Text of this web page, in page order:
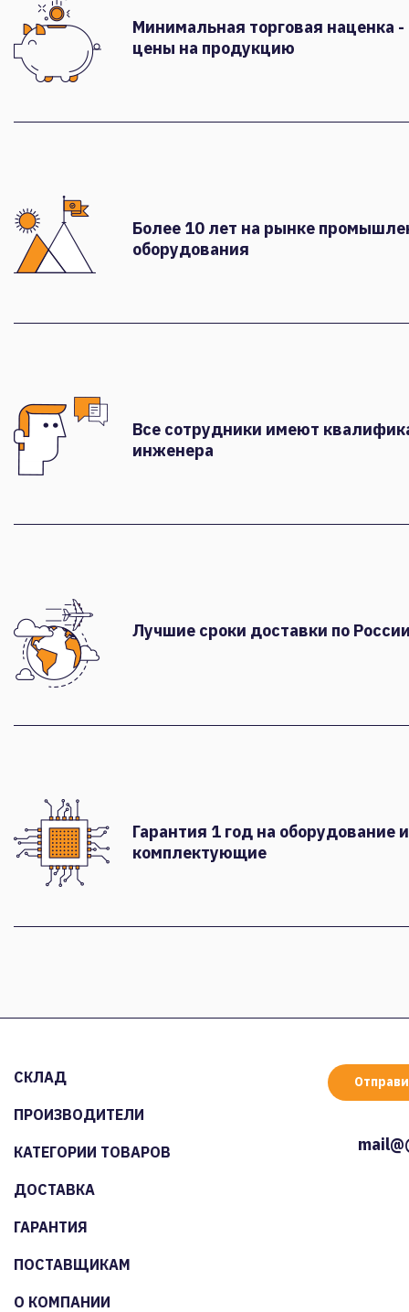
Минимальная торговая наценка
цены на продукцию
Более 10 лет на рынке
оборудования
Все сотрудники имеют
инженера
Лучшие сроки доставки по
Гарантия 1 год на оборудование и
комплектующие
СКЛАД
ПРОИЗВОДИТЕЛИ
КАТЕГОРИИ ТОВАРОВ
ДОСТАВКА
ГАРАНТИЯ
ПОСТАВЩИКАМ
О КОМПАНИИ